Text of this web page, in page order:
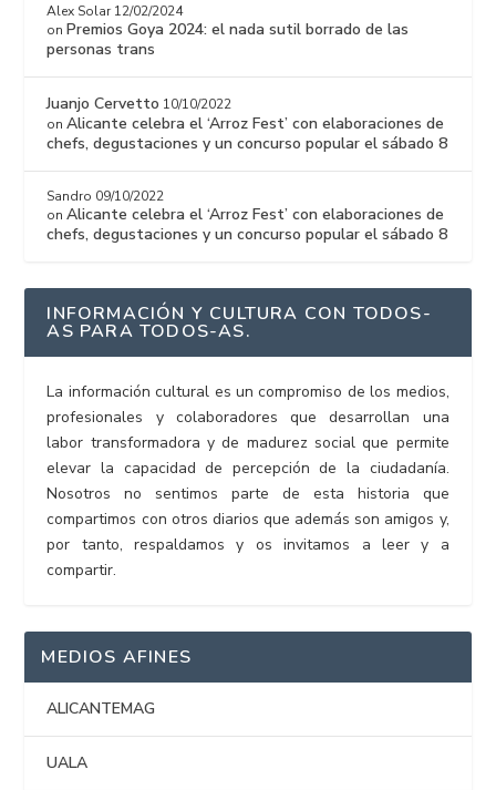
Alex Solar 12/02/2024
on Premios Goya 2024: el nada sutil borrado de las
personas trans
Juanjo Cervetto 10/10/2022
onAlicante celebra el ‘Arroz Fest’ con elaboraciones de
chefs, degustaciones y un concurso popular el sábado 8
Sandro 09/10/2022
onAlicante celebra el ‘Arroz Fest’ con elaboraciones de
chefs, degustaciones y un concurso popular el sábado 8
INFORMACIÓN Y CULTURA CON TODOS-
AS PARA TODOS-AS.
La información cultural es un compromiso de los medios,
profesionales y colaboradores que desarrollan una
labor transformadora y de madurez social que permite
elevar la capacidad de percepción de la ciudadanía.
Nosotros no sentimos parte de esta historia que
compartimos con otros diarios que además son amigos y,
por tanto, respaldamos y os invitamos a leer y a
compartir.
MEDIOS AFINES
ALICANTEMAG
UALA